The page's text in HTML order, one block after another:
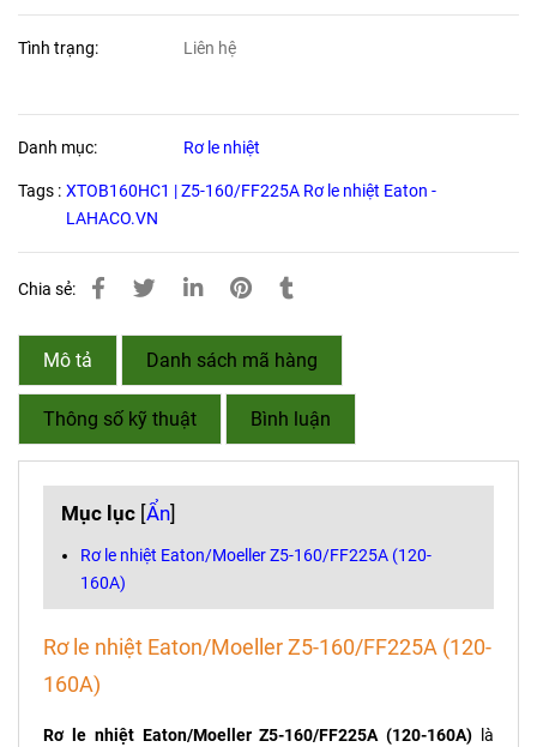
Tình trạng: Liên hệ
Danh mục: Rơ le nhiệt
Tags : XTOB160HC1 | Z5-160/FF225A Rơ le nhiệt Eaton -
LAHACO.VN
Chia sẻ:
Mô tả Danh sách mã hàng
Thông số kỹ thuật Bình luận
Mục lục [Ẩn]
Rơ le nhiệt Eaton/Moeller Z5-160/FF225A (120-
160A)
Rơ le nhiệt Eaton/Moeller Z5-160/FF225A (120-
160A)
Rơ le nhiệt Eaton/Moeller Z5-160/FF225A (120-160A) là